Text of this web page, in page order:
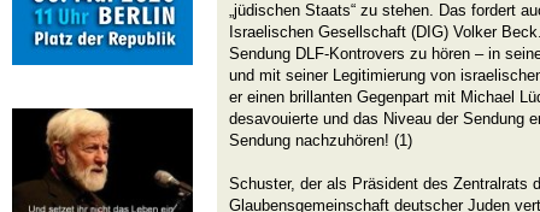
„jüdischen Staats“ zu stehen. Das fordert
Israelischen Gesellschaft (DIG) Volker
Sendung DLF-Kontrovers zu hören – in
und mit seiner Legitimierung von
er einen brillanten Gegenpart mit Michael
desavouierte und das Niveau der Sendung
Sendung nachzuhören! (1)
Schuster, der als Präsident des Zentralrats
Glaubensgemeinschaft deutscher Juden